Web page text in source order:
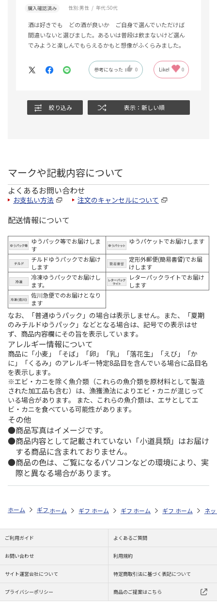
購入確認済み 性別:男性 年代:50代
酒は好きでも どの酒が良いか ご自身で選んでいただけば
間違いないと選びました。あるいは普段は飲まないけど選ん
でみようと楽しんでもらえるかもと想像がふくらみました。
参考になった 0 Like! 0
絞り込み 表示：新しい順
マークや記載内容について
よくあるお問い合わせ
お支払い方法 注文のキャンセルについて
配送情報について
ゆうパック等でお届けしま
す
ゆうパケットでお届けします
チルドゆうパックでお届け
します
定形外郵便(簡易書留)でお届
けします
冷凍ゆうパックでお届けし
ます。
レターパックライトでお届け
します
佐川急便でのお届けとなり
ます
なお、「普通ゆうパック」の場合は表示しません。また、「夏期
のみチルドゆうパック」などとなる場合は、記号での表示はせ
ず、商品内容欄にその旨を表示しています。
アレルギー情報について
商品に「小麦」「そば」「卵」「乳」「落花生」「えび」「か
に」「くるみ」のアレルギー特定8品目を含んでいる場合に品目名
を表示します。
※エビ・カニを除く魚介類（これらの魚介類を原材料として製造
された加工品も含む）は、漁獲漁法によりエビ・カニが混じって
いる場合があります。 また、これらの魚介類は、エサとしてエ
ビ・カニを食べている可能性があります。
その他
商品写真はイメージです。
商品内容として記載されていない「小道具類」はお届け
する商品に含まれておりません。
商品の色は、ご覧になるパソコンなどの環境により、実
際と異なる場合があります。
ホーム ギフト通販 内祝い・お返し 法要・香典返し お酒が選べ
ホーム ギフト通販 内祝い・お返し 法要・香典返し
ホーム ギフト通販 お祝い・贈りもの
ホーム ギフト通販 商
ホーム ネ
ご利用ガイド よくあるご質問
お問い合わせ 利用規約
サイト運営会社について 特定商取引法に基づく表記について
プライバシーポリシー 商品のご提案はこちら